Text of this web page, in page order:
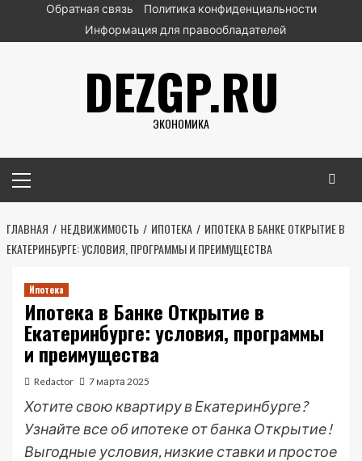
ПерейтиОбратная связь
Политика конфиденциальности
Информация для правообладателей
DEZGP.RU
ЭКОНОМИКА
меню
ГЛАВНАЯ НЕДВИЖИМОСТЬ ИПОТЕКА
ИПОТЕКА В БАНКЕ ОТКРЫТИЕ В
ЕКАТЕРИНБУРГЕ: УСЛОВИЯ, ПРОГРАММЫ И ПРЕИМУЩЕСТВА
Ипотека
Ипотека в Банке Открытие в
Екатеринбурге: условия, программы
и преимущества
Redactor 7 марта 2025
Хотите свою квартиру в Екатеринбурге?
Узнайте все об ипотеке от банка Открытие!
Выгодные условия, низкие ставки и простое